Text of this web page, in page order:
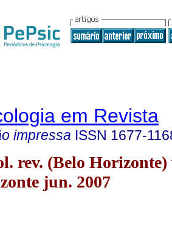
em Revista
impressa ISSN 1677-
rev. (Belo Horizonte)
jun. 2007